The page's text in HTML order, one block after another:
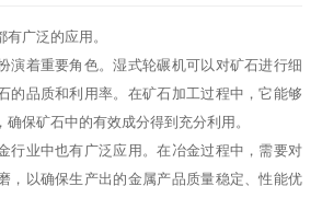
广泛的应用。
演着重要角色。湿式轮碾机可以对矿石进行细
的品质和利用率。在矿石加工过程中，它能够
保矿石中的有效成分得到充分利用。
行业中也有广泛应用。在冶金过程中，需要对
，以确保生产出的金属产品质量稳定、性能优